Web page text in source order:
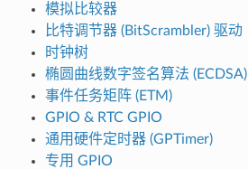
模拟比较器
比特调节器 (BitScrambler) 驱动
时钟树
椭圆曲线数字签名算法 (ECDSA)
事件任务矩阵 (ETM)
GPIO & RTC GPIO
通用硬件定时器 (GPTimer)
专用 GPIO